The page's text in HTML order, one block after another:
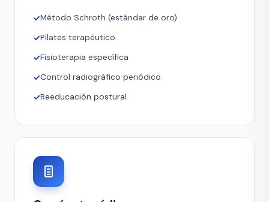
Método Schroth (estándar de oro)
Pilates terapéutico
Fisioterapia específica
Control radiográfico periódico
Reeducación postural